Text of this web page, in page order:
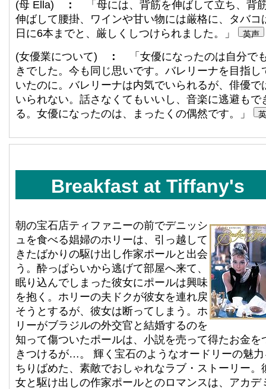
(母 Ella) ：
「母には、背筋を伸ばして立ち、背
伸ばして腰掛、ワインや甘い物には厳格に、タバコ
日に6本までと、厳しくしつけられました。」
英声
(女優業について) ：
「女優になったのは自分で
きでした。今も同じ思いです。バレリーナを目指し
いたのに。バレリーナは内気でいられるが、俳優で
いられない。話さなくてもいいし、音楽に逃避もで
る。女優になったのは、まったくの偶然です。」
Breakfast at Tiffany's
朝の宝石店ティファニーの前でデニッシ
ュを食べる娼婦のホリーは、引っ越して
きたばかりの駆け出し作家ポールと出会
う。酔っぱらいから逃げて部屋へ来て、
眠り込んでしまった彼女にポールは興味
を抱く。ホリーの夫ドクが彼女を連れ戻
そうとするが、彼女は断ってしまう。ホ
リーがブラジルの外交官と結婚するのを
知って傷ついたポールは、小説を売って得たお金を
きつけるが…。 輝く宝石のようなオードリーの魅
ちりばめた、素敵でおしゃれなラブ・ストーリー。
女と駆け出しの作家ポールとのロマンスは、アカデ